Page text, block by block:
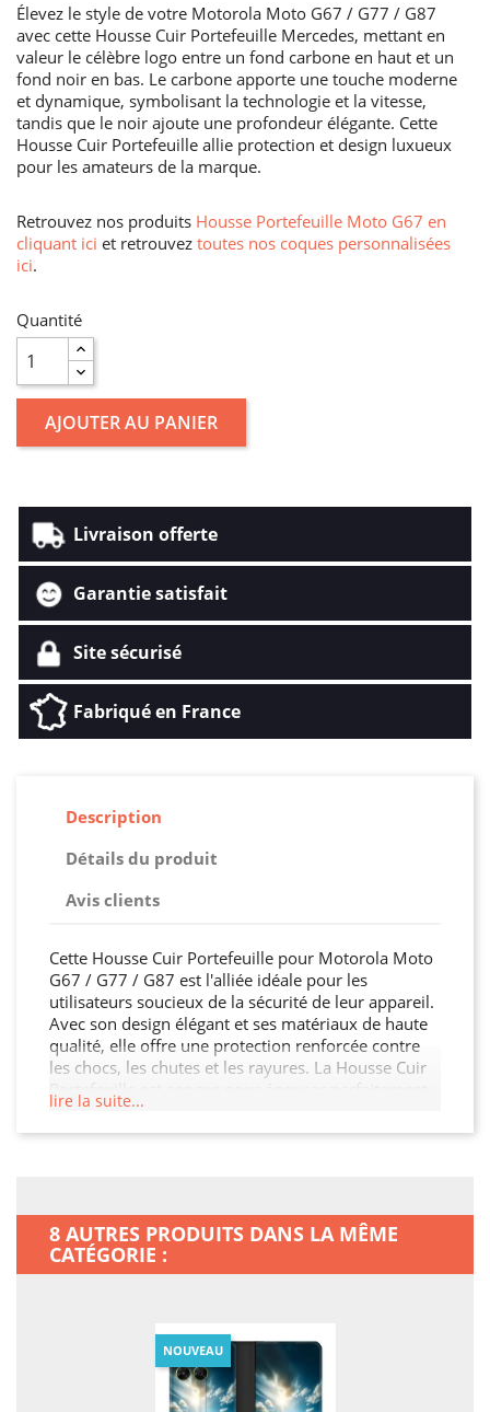
Élevez le style de votre Motorola Moto G67 / G77 / G87
avec cette Housse Cuir Portefeuille Mercedes, mettant en
valeur le célèbre logo entre un fond carbone en haut et un
fond noir en bas. Le carbone apporte une touche moderne
et dynamique, symbolisant la technologie et la vitesse,
tandis que le noir ajoute une profondeur élégante. Cette
Housse Cuir Portefeuille allie protection et design luxueux
pour les amateurs de la marque.
Retrouvez nos produits Housse Portefeuille Moto G67 en
cliquant ici et retrouvez toutes nos coques personnalisées
ici.
Quantité
AJOUTER AU PANIER
Livraison offerte
Garantie satisfait
Site sécurisé
Fabriqué en France
Description
Détails du produit
Avis clients
Cette Housse Cuir Portefeuille pour Motorola Moto
G67 / G77 / G87 est l'alliée idéale pour les
utilisateurs soucieux de la sécurité de leur appareil.
Avec son design élégant et ses matériaux de haute
qualité, elle offre une protection renforcée contre
les chocs, les chutes et les rayures. La Housse Cuir
Portefeuille est conçue pour épouser parfaitement
les contours de votre Motorola Moto G67 / G77 /
G87, garantissant ainsi une protection sans
G87.
lire la suite...
8 AUTRES PRODUITS DANS LA MÊME
CATÉGORIE :
NOUVEAU